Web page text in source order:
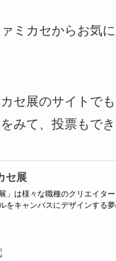
ミカセからお気
セ展のサイトで
みて、投票もでき